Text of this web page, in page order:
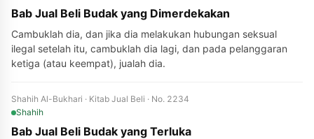
Bab Jual Beli Budak yang Dimerdekakan
Cambuklah dia, dan jika dia melakukan hubungan seksual
ilegal setelah itu, cambuklah dia lagi, dan pada pelanggaran
ketiga (atau keempat), jualah dia.
Shahih Al-Bukhari · Kitab Jual Beli · No. 2234
Shahih
Bab Jual Beli Budak yang Terluka